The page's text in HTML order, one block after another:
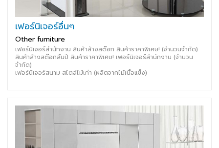
เฟอร์นิเจอร์อื่นๆ
Other furniture
เฟอร์นิเจอร์สำนักงาน สินค้าล้างสต๊อก สินค้าราคาพิเศษ! (จำนวนจำกัด)
สินค้าล้างสต๊อกสิ้นปี สินค้าราคาพิเศษ! เฟอร์นิเจอร์สำนักงาน (จำนวน
จำกัด)
เฟอร์นิเจอร์สนาม สไตล์ไม้เก่า (ผลิตจากไม้เนื้อแข็ง)